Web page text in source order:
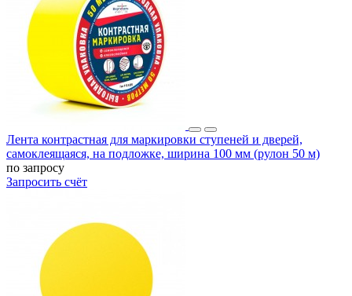
Лента контрастная для маркировки ступеней и дверей,
самоклеящаяся, на подложке, ширина 100 мм (рулон 50 м)
по запросу
Запросить счёт